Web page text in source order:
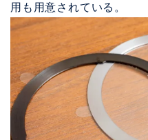
用も用意されている。